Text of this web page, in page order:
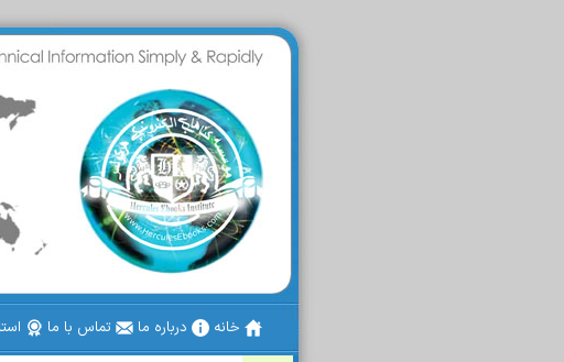
خانه درباره ما تماس با ما